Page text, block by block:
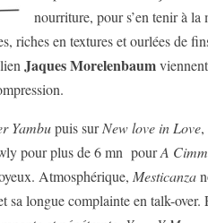
nourriture, pour s’en tenir à
riches en textures et ourlées de
Jaques Morelenbaum
Yambupuis surNew love in Love,
pour plus de 6 mn pourA
Atmosphérique, Mesticanza
sa longue complainte en talk-